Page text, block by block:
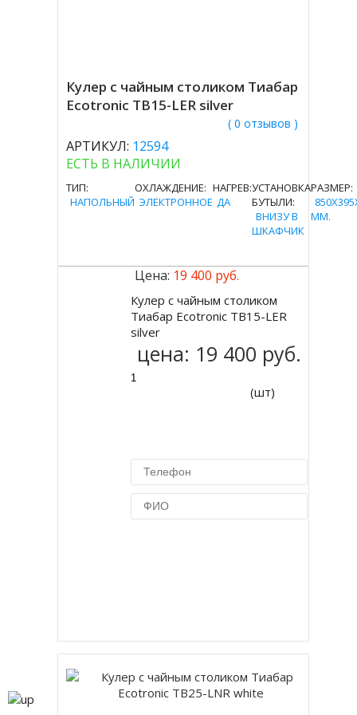
Кулер с чайным столиком Тиабар
Ecotronic TB15-LER silver
( 0 отзывов )
АРТИКУЛ: 12594
ЕСТЬ В НАЛИЧИИ
ТИП:
НАПОЛЬНЫЙ
ОХЛАЖДЕНИЕ:
ЭЛЕКТРОННОЕ
НАГРЕВ:
ДА
УСТАНОВКА
БУТЫЛИ:
ВНИЗУ В
ШКАФЧИК
РАЗМЕР:
MM.
Цена: 19 400 руб.
Кулер с чайным столиком
Тиабар Ecotronic TB15-LER
silver
цена: 19 400 руб.
(шт)